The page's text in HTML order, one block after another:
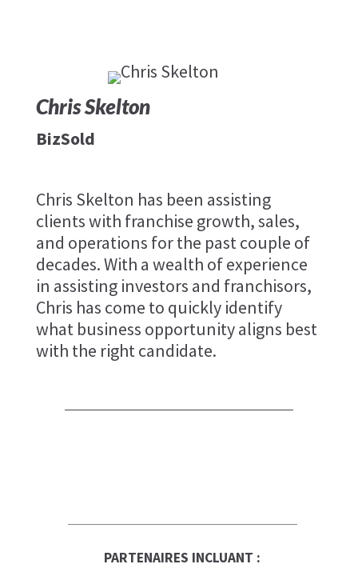
Chris Skelton
BizSold
Chris Skelton has been assisting
clients with franchise growth, sales,
and operations for the past couple of
decades. With a wealth of experience
in assisting investors and franchisors,
Chris has come to quickly identify
what business opportunity aligns best
with the right candidate.
PARTENAIRES INCLUANT :